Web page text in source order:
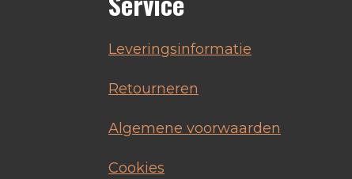
Leveringsinformatie
Retourneren
Algemene voorwaarden
Cookies